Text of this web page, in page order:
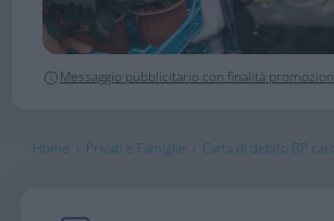
Messaggio pubblicitario con finalità
Home › Privati e Famiglie › Carta di debito BP